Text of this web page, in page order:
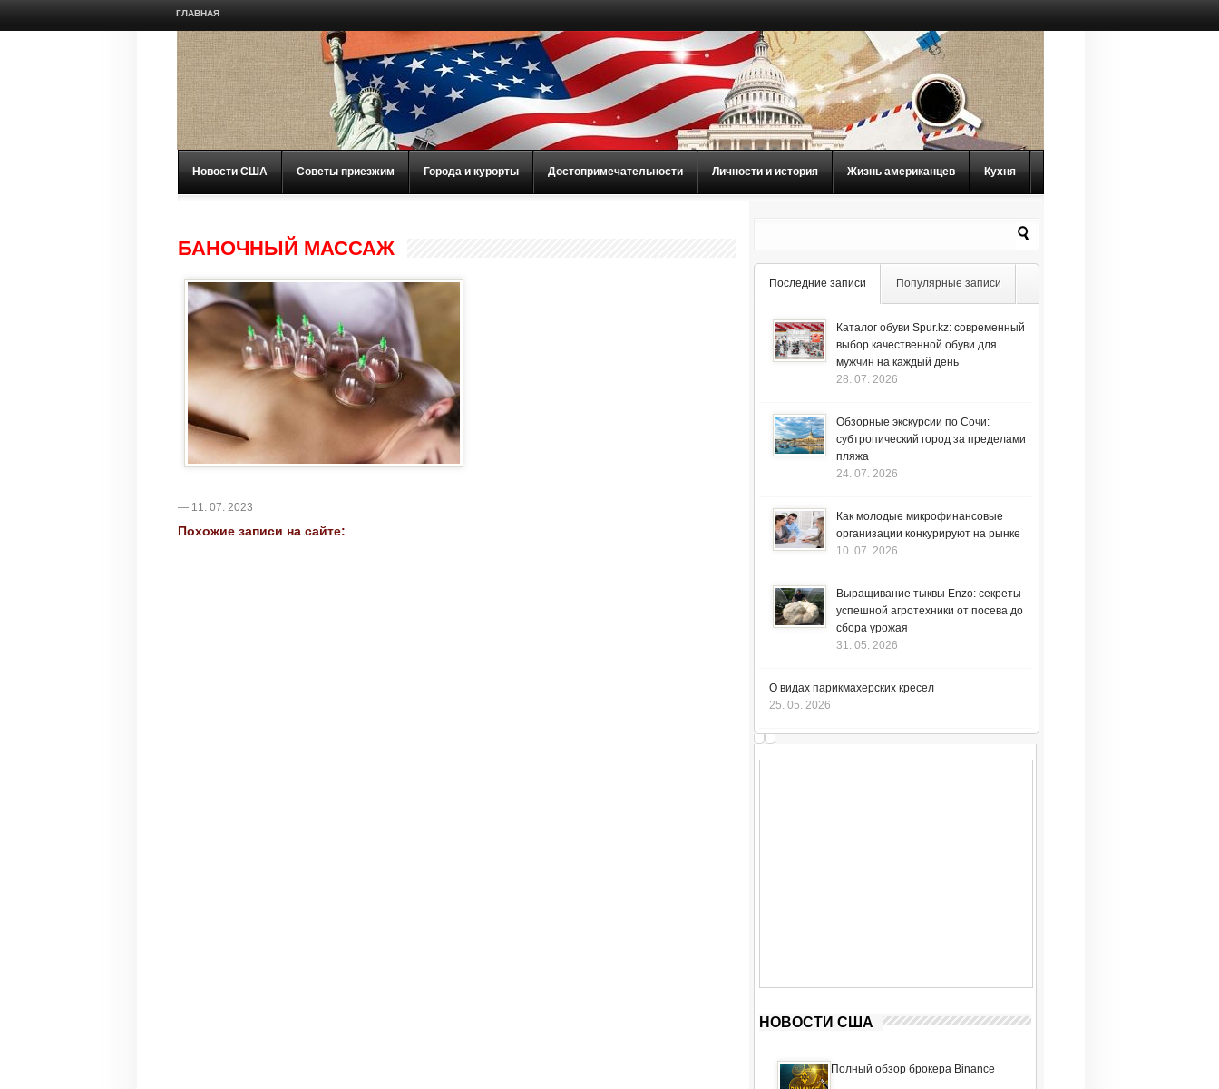
ГЛАВНАЯ
Новости США Советы приезжим Города и курорты Достопримечательности Личности и история Жизнь американцев Кухня
БАНОЧНЫЙ МАССАЖ
— 11. 07. 2023
Похожие записи на сайте:
Последние записи Популярные записи
Каталог обуви Spur.kz: современный
выбор качественной обуви для
мужчин на каждый день
28. 07. 2026
Обзорные экскурсии по Сочи:
субтропический город за пределами
пляжа
24. 07. 2026
Как молодые микрофинансовые
организации конкурируют на рынке
10. 07. 2026
Выращивание тыквы Enzo: секреты
успешной агротехники от посева до
сбора урожая
31. 05. 2026
О видах парикмахерских кресел
25. 05. 2026
НОВОСТИ США
Полный обзор брокера Binance